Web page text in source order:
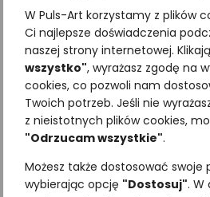
W Puls-Art korzystamy z plików
Ci najlepsze doświadczenia
naszej strony internetowej.
wszystko", wyrażasz zgodę na
cookies, co pozwoli nam
Twoich potrzeb. Jeśli nie
z nieistotnych plików cookies,
"Odrzucam wszystkie".
Możesz także dostosować swoje
wybierając opcję "Dostosuj". W
Najniższa
SKU:Brak